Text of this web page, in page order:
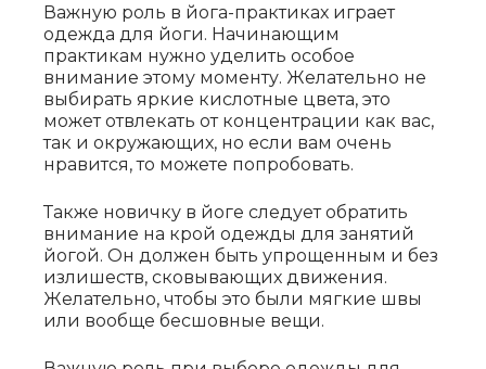
Важную роль в йога-практиках играет
одежда для йоги. Начинающим
практикам нужно уделить особое
внимание этому моменту. Желательно не
выбирать яркие кислотные цвета, это
может отвлекать от концентрации как вас,
так и окружающих, но если вам очень
нравится, то можете попробовать.
Также новичку в йоге следует обратить
внимание на крой одежды для занятий
йогой. Он должен быть упрощенным и без
излишеств, сковывающих движения.
Желательно, чтобы это были мягкие швы
или вообще бесшовные вещи.